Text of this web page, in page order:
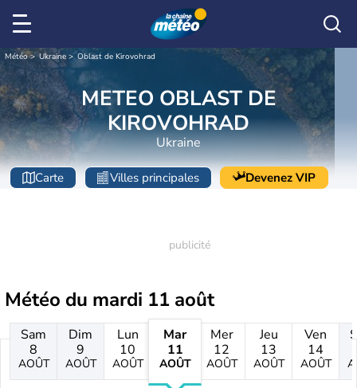
Météo Ukraine Oblast de Kirovohrad
METEO OBLAST DE
KIROVOHRAD
Ukraine
Carte Villes principales Devenez VIP
Météo du mardi 11 août
Sam
8
AOÛT
Dim
9
AOÛT
Lun
10
AOÛT
Mar
11
AOÛT
Mer
12
AOÛT
Jeu
13
AOÛT
Ven
14
AOÛT